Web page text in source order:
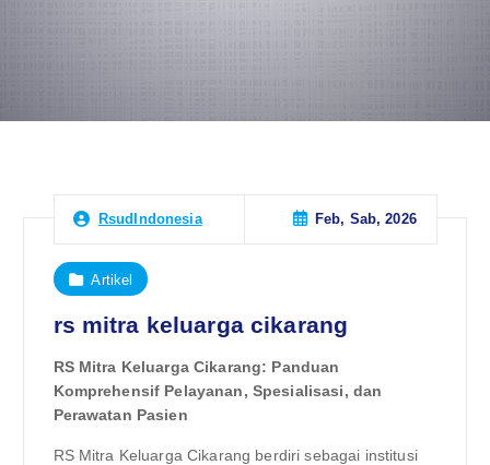
RsudIndonesia Feb, Sab, 2026
Artikel
rs mitra keluarga cikarang
RS Mitra Keluarga Cikarang: Panduan
Komprehensif Pelayanan, Spesialisasi, dan
Perawatan Pasien
RS Mitra Keluarga Cikarang berdiri sebagai institusi